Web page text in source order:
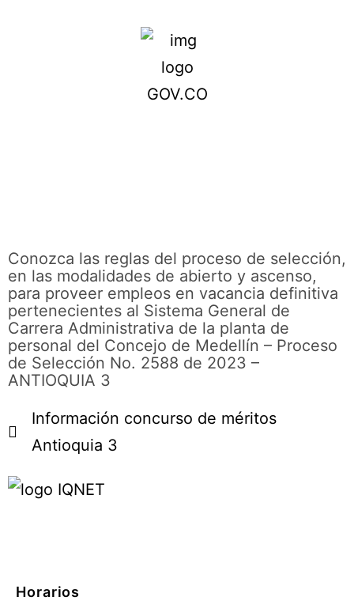
Conozca las reglas del proceso de selección,
en las modalidades de abierto y ascenso,
para proveer empleos en vacancia definitiva
pertenecientes al Sistema General de
Carrera Administrativa de la planta de
personal del Concejo de Medellín – Proceso
de Selección No. 2588 de 2023 –
ANTIOQUIA 3
Información concurso de méritos
Antioquia 3
Horarios